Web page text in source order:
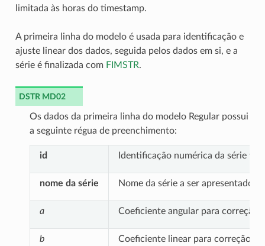
limitada às horas do timestamp.
A primeira linha do modelo é usada para identificação e
ajuste linear dos dados, seguida pelos dados em si, e a
série é finalizada com FIMSTR.
DSTR MD02
Os dados da primeira linha do modelo Regular possui
a seguinte régua de preenchimento:
id Identificação numérica da série
nome da série Nome da série a ser apresentado
a Coeficiente angular para correção (
b Coeficiente linear para correção (